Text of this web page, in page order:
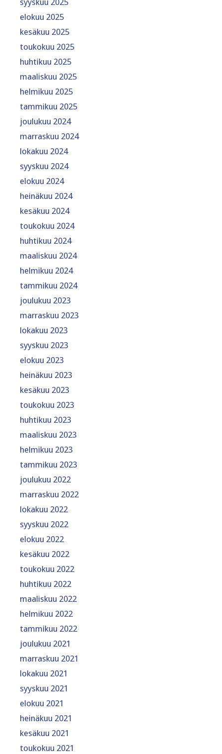
syyskuu 2025
elokuu 2025
kesäkuu 2025
toukokuu 2025
huhtikuu 2025
maaliskuu 2025
helmikuu 2025
tammikuu 2025
joulukuu 2024
marraskuu 2024
lokakuu 2024
syyskuu 2024
elokuu 2024
heinäkuu 2024
kesäkuu 2024
toukokuu 2024
huhtikuu 2024
maaliskuu 2024
helmikuu 2024
tammikuu 2024
joulukuu 2023
marraskuu 2023
lokakuu 2023
syyskuu 2023
elokuu 2023
heinäkuu 2023
kesäkuu 2023
toukokuu 2023
huhtikuu 2023
maaliskuu 2023
helmikuu 2023
tammikuu 2023
joulukuu 2022
marraskuu 2022
lokakuu 2022
syyskuu 2022
elokuu 2022
kesäkuu 2022
toukokuu 2022
huhtikuu 2022
maaliskuu 2022
helmikuu 2022
tammikuu 2022
joulukuu 2021
marraskuu 2021
lokakuu 2021
syyskuu 2021
elokuu 2021
heinäkuu 2021
kesäkuu 2021
toukokuu 2021